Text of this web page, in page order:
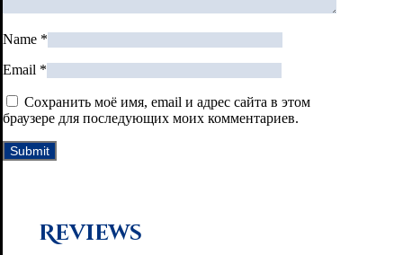
Name *
Email *
Сохранить моё имя, email и адрес сайта в этом
браузере для последующих моих комментариев.
Reviews